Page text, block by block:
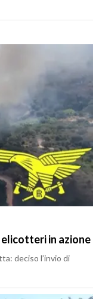
elicotteri in azione
deciso l’invio di